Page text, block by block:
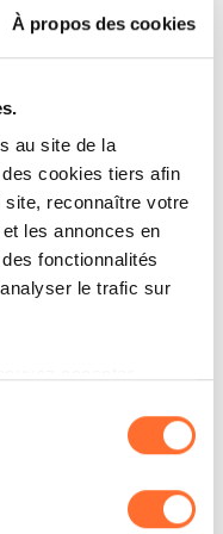
À propos des cookies
au site de la
cookies tiers afin
site, reconnaître votre
les annonces en
fonctionnalités
le trafic sur
nécessaires au
des différents
« Détails » ci-